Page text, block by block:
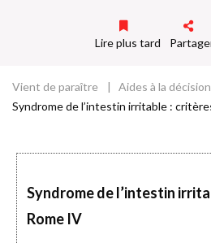
Lire plus tard
Fil
Vient de paraître
Aides à la décision
Syndrome de l’intestin irritable :
Syndrome de l’intestin
Rome IV